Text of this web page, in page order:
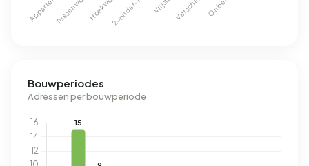
Bouwperiodes
Adressen per bouwperiode